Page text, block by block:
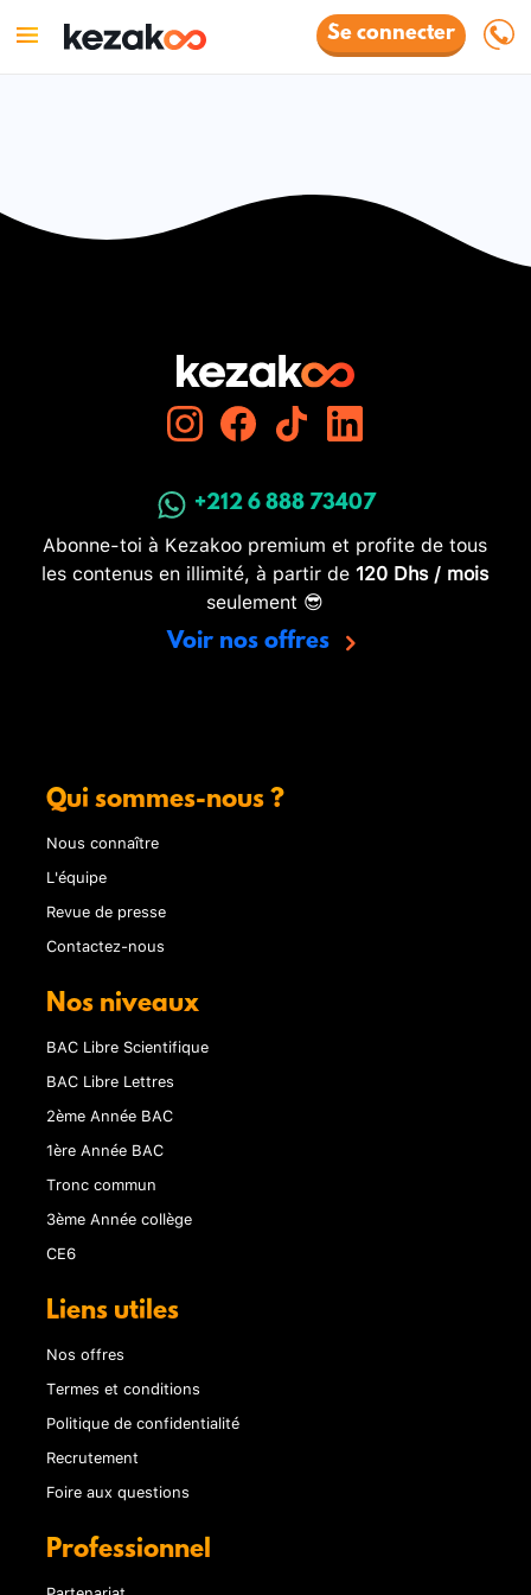
Se connecter
+212 6 888 73407
Abonne-toi à Kezakoo premium et profite de tous
les contenus en illimité, à partir de 120 Dhs / mois
seulement 😎
Voir nos offres
Qui sommes-nous ?
Nous connaître
L'équipe
Revue de presse
Contactez-nous
Nos niveaux
BAC Libre Scientifique
BAC Libre Lettres
2ème Année BAC
1ère Année BAC
Tronc commun
3ème Année collège
CE6
Liens utiles
Nos offres
Termes et conditions
Politique de confidentialité
Recrutement
Foire aux questions
Professionnel